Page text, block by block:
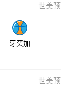
世美预
牙买加
世美预